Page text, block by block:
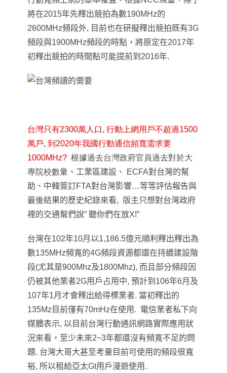
將在2015年先釋出競拍為數190MHz的
2600MHz頻段外, 目前也在研擬釋出競拍既有3G
頻段與1900MHz頻段的時點，將原定在2017年
初釋出競拍的時間點可能提前到2016年.
台灣只有2300萬人口, 行動上網用戶不超過1500
萬戶, 到2020年我國行動通信頻寬需求要
1000MHz? 根據過去台灣政府官員過去對於大
專院校數量 、工業區建設、 ECFA對台灣的幫
助、中韓簽訂FTA對台灣影響…等等評估報告與
最後結果的歷史紀錄來看, 版主只想對台灣政府
裡的交通幫們說” 聽你們在放X!”
台灣在102年10月以1,186.5億元順利釋出釋出為
數135MHz頻寬的4G頻段資源都還在持續建設階
段(尤其是900Mhz及1800Mhz), 而且部分頻段因
仍被其他業者2G用戶占用中, 預計到106年6月及
107年1月才會釋出給得標業者. 當初釋出的
135Mz目前僅有70mHz在使用. 電信業者私下向
媒體表示, 以目前台灣行動通訊網路實際應用狀
況來看，至少未來2~3年都還沒有頻寬不足的問
題. 台灣大哥大甚至考量目前可使用的頻段很寬
裕, 所以租給亞太Gt用戶漫遊使用.